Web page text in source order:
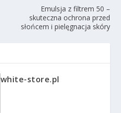
Emulsja z filtrem 50 –
skuteczna ochrona przed
słońcem i pielęgnacja skóry
white-store.pl